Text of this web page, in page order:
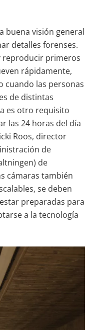
buena visión general
detalles forenses.
reproducir primeros
rápidamente,
cuando las personas
de distintas
es otro requisito
las 24 horas del día
Roos, director
de
de
cámaras también
se deben
preparadas para
a la tecnología